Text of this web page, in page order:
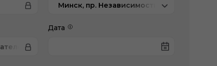
Минск, пр. Независимости, 202/1, Jetour
Дата